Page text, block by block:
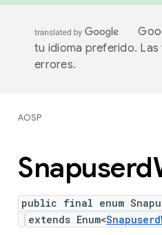
tu idioma preferido.
errores.
AOSP
Snapuserd
public final enum
extends Enum<